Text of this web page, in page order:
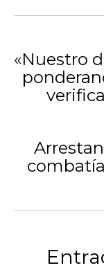
entre
«Nuestro